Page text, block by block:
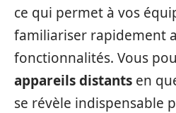
ce qui permet à vos
familiariser rapidement
fonctionnalités. Vous
appareils distants en
se révèle indispensable